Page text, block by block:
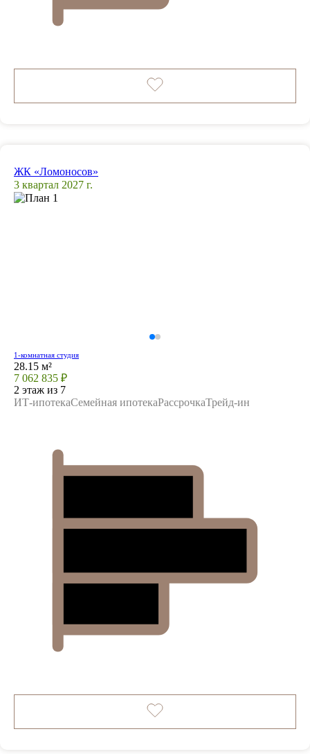
ЖК «Ломоносов»
3 квартал 2027 г.
1-комнатная студия
28.15 м²
7 062 835 ₽
2 этаж из 7
ИТ-ипотекаСемейная ипотекаРассрочкаТрейд-ин